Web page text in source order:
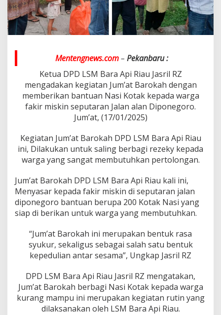
u
J
a
s
r
l
R
z
M
e
n
g
a
a
k
a
n
u
m
a
t
B
r
k
a
h
Mentengnews.com– Pekanbaru :
Ketua DPD LSM Bara Api Riau Jasril RZ
mengadakan kegiatan Jum’at Barokah dengan
memberikan bantuan Nasi Kotak kepada warga
fakir miskin seputaran Jalan alan Diponegoro.
Jum’at, (17/01/2025)
Kegiatan Jum’at Barokah DPD LSM Bara Api Riau
ini, Dilakukan untuk saling berbagi rezeky kepada
warga yang sangat membutuhkan pertolongan.
Jum’at Barokah DPD LSM Bara Api Riau kali ini,
Menyasar kepada fakir miskin di seputaran jalan
diponegoro bantuan berupa 200 Kotak Nasi yang
siap di berikan untuk warga yang membutuhkan.
“Jum’at Barokah ini merupakan bentuk rasa
syukur, sekaligus sebagai salah satu bentuk
kepedulian antar sesama”, Ungkap Jasril RZ
DPD LSM Bara Api Riau Jasril RZ mengatakan,
Jum’at Barokah berbagi Nasi Kotak kepada warga
kurang mampu ini merupakan kegiatan rutin yang
dilaksanakan oleh LSM Bara Api Riau.